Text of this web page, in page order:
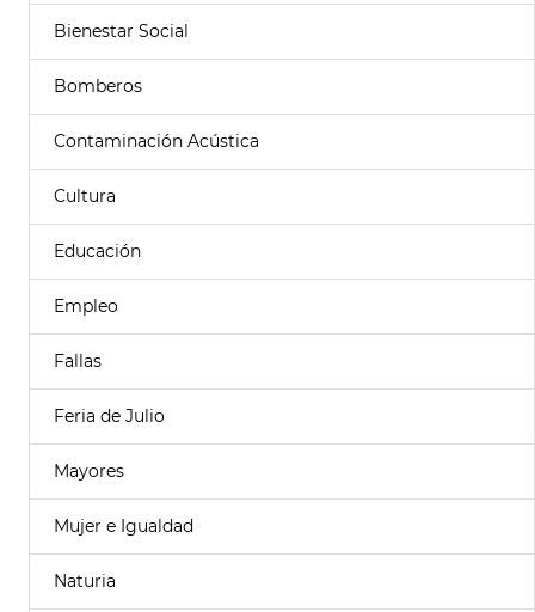
Bienestar Social
Bomberos
Contaminación Acústica
Cultura
Educación
Empleo
Fallas
Feria de Julio
Mayores
Mujer e Igualdad
Naturia